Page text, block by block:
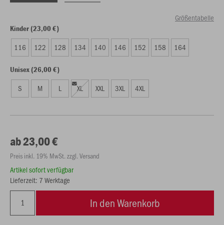
Größentabelle
Kinder (23,00 €)
116 122 128 134 140 146 152 158 164
Unisex (26,00 €)
S M L XL XXL 3XL 4XL
ab 23,00 €
Preis inkl. 19% MwSt. zzgl. Versand
Artikel sofort verfügbar
Lieferzeit: 7 Werktage
In den Warenkorb